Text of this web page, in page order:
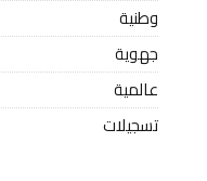
وطنية
جهوية
عالمية
تسجيلات